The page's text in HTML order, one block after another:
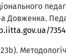
Довженка.